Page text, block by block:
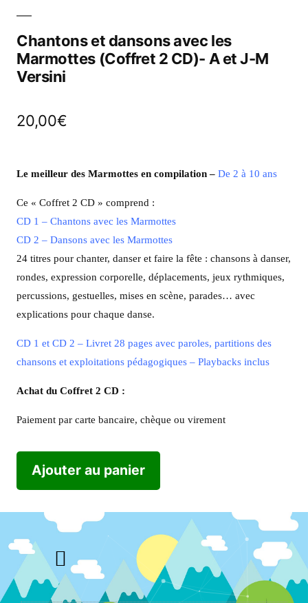
Chantons et dansons avec les
Marmottes (Coffret 2 CD)- A et J-M
Versini
20,00€
Le meilleur des Marmottes en compilation – De 2 à 10 ans
Ce « Coffret 2 CD » comprend :
CD 1 – Chantons avec les Marmottes
CD 2 – Dansons avec les Marmottes
24 titres pour chanter, danser et faire la fête : chansons à danser,
rondes, expression corporelle, déplacements, jeux rythmiques,
percussions, gestuelles, mises en scène, parades… avec
explications pour chaque danse.
CD 1 et CD 2 – Livret 28 pages avec paroles, partitions des
chansons et exploitations pédagogiques – Playbacks inclus
Achat du Coffret 2 CD :
Paiement par carte bancaire, chèque ou virement
Ajouter au panier